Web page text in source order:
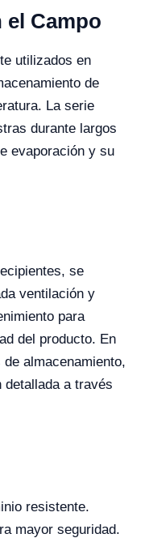
el Campo
utilizados en
de
La serie
durante largos
evaporación y su
se
ventilación y
para
del producto. En
almacenamiento,
a través
resistente.
mayor seguridad.